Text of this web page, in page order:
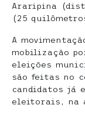
Araripina
(25
A
mobilização
eleições
são feitas no
candidatos já
eleitorais, na